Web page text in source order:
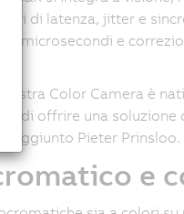
di latenza, jitter e
microsecondi e
Color Camera è
di offrire una soluzione
aggiunto Pieter Prinsloo.
e